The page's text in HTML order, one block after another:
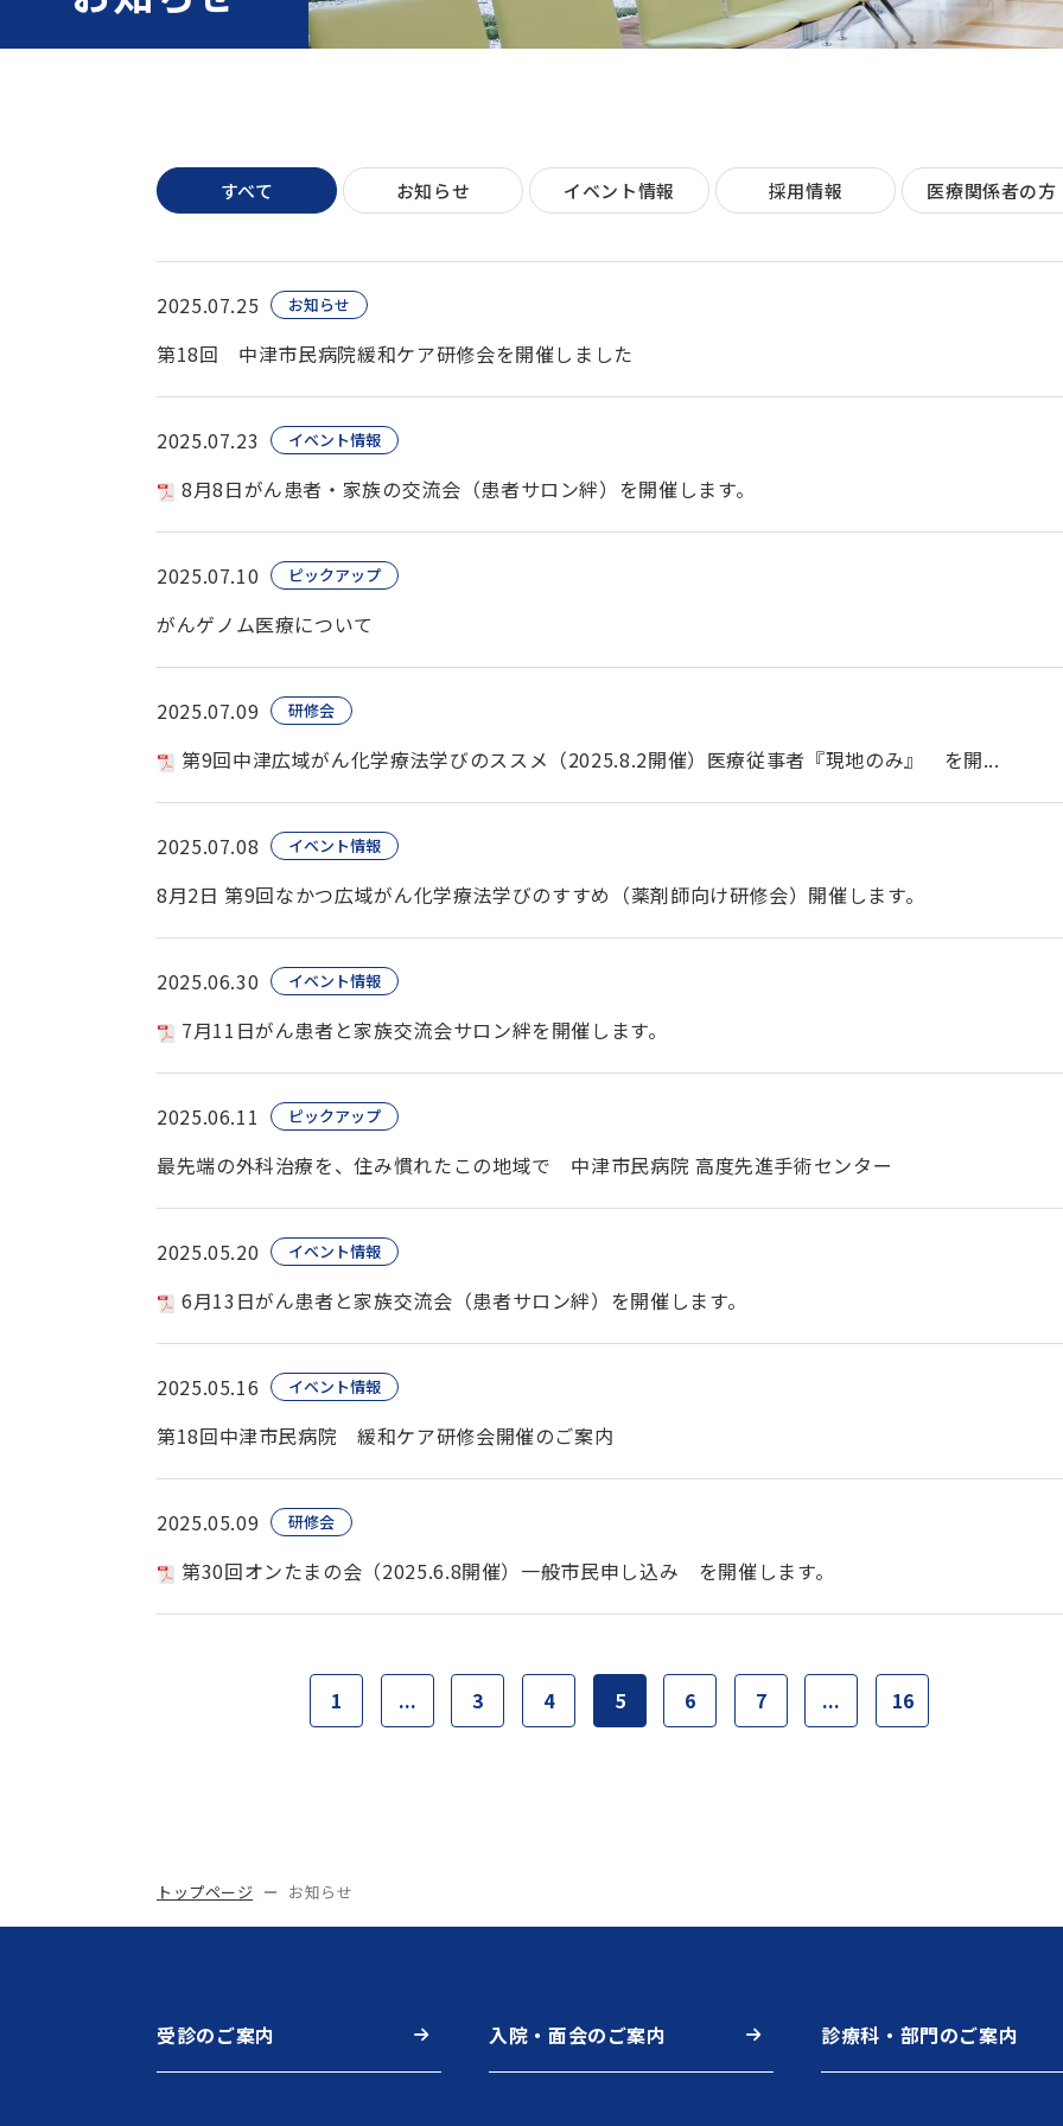
すべて お知らせ イベント情報 採用情報 医療関係者の方
2025.07.25 お知らせ
第18回 中津市民病院緩和ケア研修会を開催しました
2025.07.23 イベント情報
8月8日がん患者・家族の交流会（患者サロン絆）を開催します。
2025.07.10 ピックアップ
がんゲノム医療について
2025.07.09 研修会
第9回中津広域がん化学療法学びのススメ（2025.8.2開催）医療従事者『現地のみ』 を開...
2025.07.08 イベント情報
8月2日 第9回なかつ広域がん化学療法学びのすすめ（薬剤師向け研修会）開催します。
2025.06.30 イベント情報
7月11日がん患者と家族交流会サロン絆を開催します。
2025.06.11 ピックアップ
最先端の外科治療を、住み慣れたこの地域で 中津市民病院 高度先進手術センター
2025.05.20 イベント情報
6月13日がん患者と家族交流会（患者サロン絆）を開催します。
2025.05.16 イベント情報
第18回中津市民病院 緩和ケア研修会開催のご案内
2025.05.09 研修会
第30回オンたまの会（2025.6.8開催）一般市民申し込み を開催します。
1 ... 3 4 5 6 7 ... 16
トップページ お知らせ
受診のご案内 入院・面会のご案内 診療科・部門のご案内